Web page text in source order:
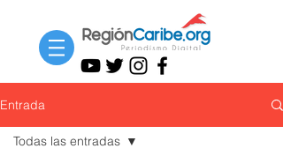
Entrada
Todas las entradas